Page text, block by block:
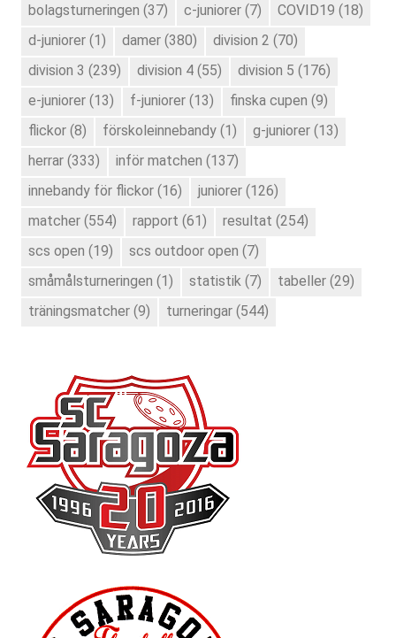
bolagsturneringen (37) c-juniorer (7) COVID19 (18)
d-juniorer (1) damer (380) division 2 (70)
division 3 (239) division 4 (55) division 5 (176)
e-juniorer (13) f-juniorer (13) finska cupen (9)
flickor (8) förskoleinnebandy (1) g-juniorer (13)
herrar (333) inför matchen (137)
innebandy för flickor (16) juniorer (126)
matcher (554) rapport (61) resultat (254)
scs open (19) scs outdoor open (7)
småmålsturneringen (1) statistik (7) tabeller (29)
träningsmatcher (9) turneringar (544)